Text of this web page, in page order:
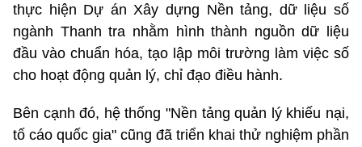
thực hiện Dự án Xây dựng Nền tảng, dữ liệu số
ngành Thanh tra nhằm hình thành nguồn dữ liệu
đầu vào chuẩn hóa, tạo lập môi trường làm việc số
cho hoạt động quản lý, chỉ đạo điều hành.
Bên cạnh đó, hệ thống "Nền tảng quản lý khiếu nại,
tố cáo quốc gia" cũng đã triển khai thử nghiệm phần